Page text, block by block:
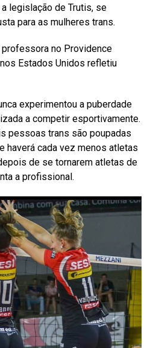
legislação de Trutis, se
para as mulheres trans.
professora no Providence
Estados Unidos refletiu
experimentou a puberdade
a competir esportivamente.
pessoas trans são poupadas
haverá cada vez menos atletas
de se tornarem atletas de
a profissional.